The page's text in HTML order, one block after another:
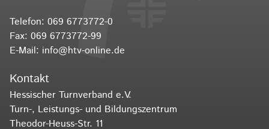
Telefon: 069 6773772-0
Fax: 069 6773772-99
E-Mail: info@htv-online.de
Kontakt
Hessischer Turnverband e.V.
Turn-, Leistungs- und Bildungszentrum
Theodor-Heuss-Str. 11